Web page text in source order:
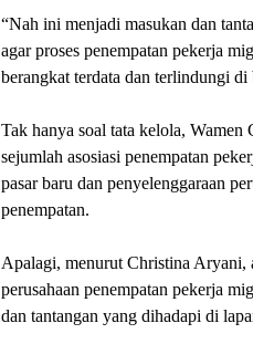
“Nah ini menjadi masukan dan
agar proses penempatan pekerja
berangkat terdata dan terlindungi
Tak hanya soal tata kelola,
sejumlah asosiasi penempatan
pasar baru dan penyelenggaraan
penempatan.
Apalagi, menurut Christina Aryani,
perusahaan penempatan pekerja
dan tantangan yang dihadapi di